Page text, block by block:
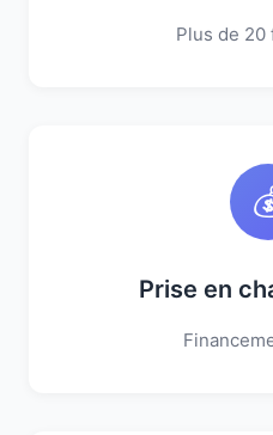
Plus de 20
Prise en